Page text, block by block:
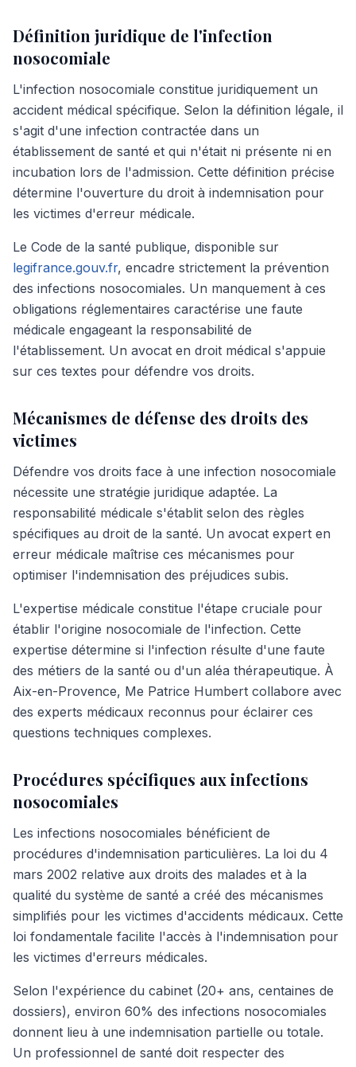
Définition juridique de l'infection
nosocomiale
L'infection nosocomiale constitue juridiquement un
accident médical spécifique. Selon la définition légale, il
s'agit d'une infection contractée dans un
établissement de santé et qui n'était ni présente ni en
incubation lors de l'admission. Cette définition précise
détermine l'ouverture du droit à indemnisation pour
les victimes d'erreur médicale.
Le Code de la santé publique, disponible sur
legifrance.gouv.fr, encadre strictement la prévention
des infections nosocomiales. Un manquement à ces
obligations réglementaires caractérise une faute
médicale engageant la responsabilité de
l'établissement. Un avocat en droit médical s'appuie
sur ces textes pour défendre vos droits.
Mécanismes de défense des droits des
victimes
Défendre vos droits face à une infection nosocomiale
nécessite une stratégie juridique adaptée. La
responsabilité médicale s'établit selon des règles
spécifiques au droit de la santé. Un avocat expert en
erreur médicale maîtrise ces mécanismes pour
optimiser l'indemnisation des préjudices subis.
L'expertise médicale constitue l'étape cruciale pour
établir l'origine nosocomiale de l'infection. Cette
expertise détermine si l'infection résulte d'une faute
des métiers de la santé ou d'un aléa thérapeutique. À
Aix-en-Provence, Me Patrice Humbert collabore avec
des experts médicaux reconnus pour éclairer ces
questions techniques complexes.
Procédures spécifiques aux infections
nosocomiales
Les infections nosocomiales bénéficient de
procédures d'indemnisation particulières. La loi du 4
mars 2002 relative aux droits des malades et à la
qualité du système de santé a créé des mécanismes
simplifiés pour les victimes d'accidents médicaux. Cette
loi fondamentale facilite l'accès à l'indemnisation pour
les victimes d'erreurs médicales.
Selon l'expérience du cabinet (20+ ans, centaines de
dossiers), environ 60% des infections nosocomiales
donnent lieu à une indemnisation partielle ou totale.
Un professionnel de santé doit respecter des